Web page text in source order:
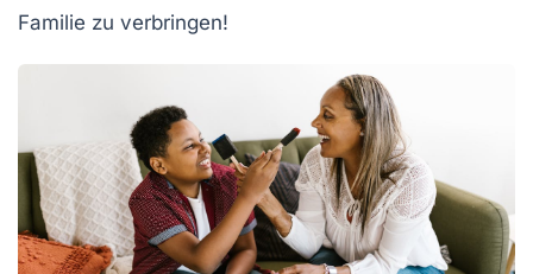
Familie zu verbringen!